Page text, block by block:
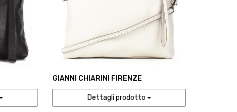
GIANNI CHIARINI FIRENZE
Dettagli prodotto